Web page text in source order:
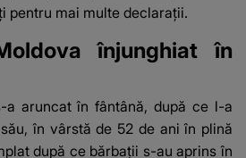
pentru mai multe declarații.
înjunghiat în
a aruncat în fântână, după ce l-a
în vârstă de 52 de ani în plină
după ce bărbații s-au aprins în